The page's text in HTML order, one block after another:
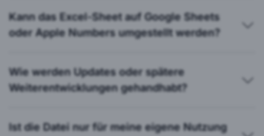
Kann das Excel-Sheet auf Google Sheets
oder Apple Numbers umgestellt werden?
Wie werden Updates oder spätere
Weiterentwicklungen gehandhabt?
Ist die Datei nur für meine eigene Nutzung